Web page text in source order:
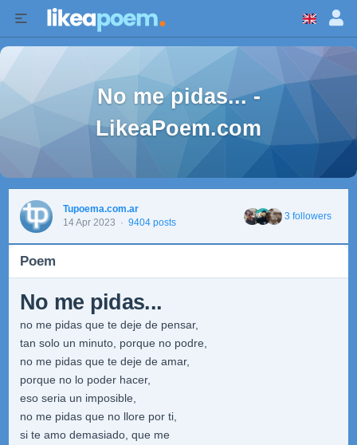
No me pidas... -
LikeaPoem.com
Tupoema.com.ar
14 Apr 2023 · 9404 posts
3 followers
Poem
No me pidas...
no me pidas que te deje de pensar,
tan solo un minuto, porque no podre,
no me pidas que te deje de amar,
porque no lo poder hacer,
eso seria un imposible,
no me pidas que no llore por ti,
si te amo demasiado, que me